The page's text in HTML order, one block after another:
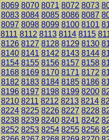
8069 8070 8071 8072 8073
8083 8084 8085 8086 8087
8097 8098 8099 8100 8101
8111 8112 8113 8114 8115
8126 8127 8128 8129 8130
8140 8141 8142 8143 8144
8154 8155 8156 8157 8158
8168 8169 8170 8171 8172
8182 8183 8184 8185 8186
8196 8197 8198 8199 8200
8210 8211 8212 8213 8214
8224 8225 8226 8227 8228
8238 8239 8240 8241 8242
8252 8253 8254 8255 8256